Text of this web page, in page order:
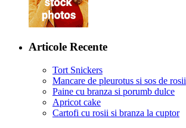
Articole Recente
Tort Snickers
Mancare de pleurotus si sos de rosii
Paine cu branza si porumb dulce
Apricot cake
Cartofi cu rosii si branza la cuptor